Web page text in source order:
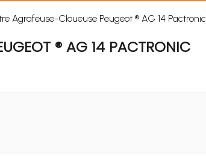
Agrafeuse-Cloueuse Peugeot ® AG 14 Pactronic
® AG 14 PACTRONIC